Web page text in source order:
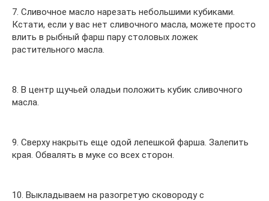
7. Сливочное масло нарезать небольшими кубиками.
Кстати, если у вас нет сливочного масла, можете просто
влить в рыбный фарш пару столовых ложек
растительного масла.
8. В центр щучьей оладьи положить кубик сливочного
масла.
9. Сверху накрыть еще одой лепешкой фарша. Залепить
края. Обвалять в муке со всех сторон.
10. Выкладываем на разогретую сковороду с